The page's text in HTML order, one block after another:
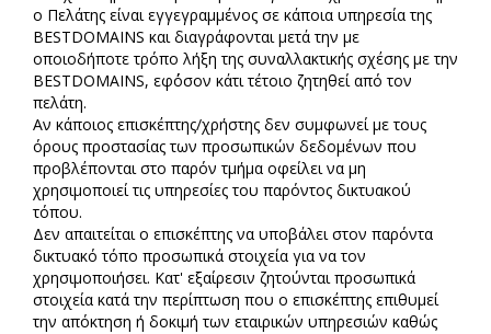
ο Πελάτης είναι εγγεγραμμένος σε κάποια υπηρεσία της
BESTDOMAINS και διαγράφονται μετά την με
οποιοδήποτε τρόπο λήξη της συναλλακτικής σχέσης με την
BESTDOMAINS, εφ΄όσον κάτι τέτοιο ζητηθεί από τον
πελάτη.
Αν κάποιος επισκέπτης/χρήστης δεν συμφωνεί με τους
όρους προστασίας των προσωπικών δεδομένων που
προβλέπονται στο παρόν τμήμα οφείλει να μη
χρησιμοποιεί τις υπηρεσίες του παρόντος δικτυακού
τόπου.
Δεν απαιτείται ο επισκέπτης να υποβάλει στον παρόντα
δικτυακό τόπο προσωπικά στοιχεία για να τον
χρησιμοποιήσει. Κατ' εξαίρεσιν ζητούνται προσωπικά
στοιχεία κατά την περίπτωση που ο επισκέπτης επιθυμεί
την απόκτηση ή δοκιμή των εταιρικών υπηρεσιών καθώς